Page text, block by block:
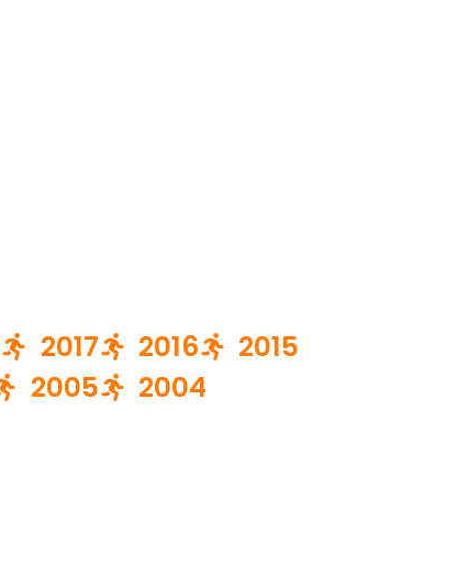
2017 2016
2015
2005 2004